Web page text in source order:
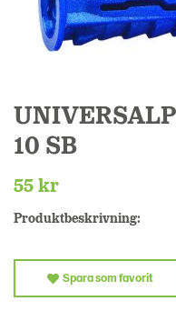
10 SB
55 kr
Produktbeskrivning:
Spara som favorit